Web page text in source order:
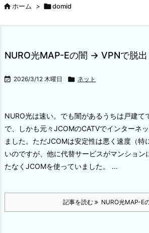
ホーム > domid
NURO光MAP-Eの闇 → VPNで脱出
 2026/3/12 木曜日  ネット
NURO光は速い。でも闇があるうちは戸建て
で、しかも元々JCOMのCATVでインターネ
ました。 ただJCOMは安定性は悪く速度（特
いのですが、他に代替サービスがマンション
たなくJCOMを使っていました。 ...
記事を読む NURO光MAP-E